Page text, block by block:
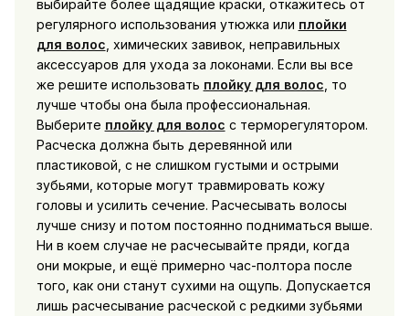
выбирайте более щадящие краски, откажитесь от
регулярного использования утюжка или плойки
для волос , химических завивок, неправильных
аксессуаров для ухода за локонами. Если вы все
же решите использовать плойку для волос , то
лучше чтобы она была профессиональная.
Выберите плойку для волос с терморегулятором.
Расческа должна быть деревянной или
пластиковой, с не слишком густыми и острыми
зубьями, которые могут травмировать кожу
головы и усилить сечение. Расчесывать волосы
лучше снизу и потом постоянно подниматься выше.
Ни в коем случае не расчесывайте пряди, когда
они мокрые, и ещё примерно час-полтора после
того, как они станут сухими на ощупь. Допускается
лишь расчесывание расческой с редкими зубьями